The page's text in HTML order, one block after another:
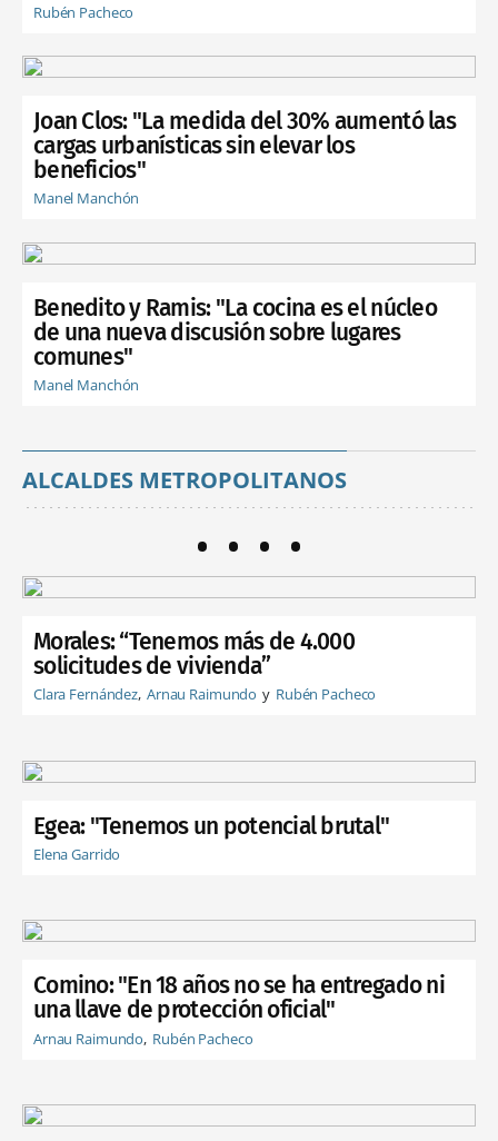
Rubén Pacheco
Joan Clos: "La medida del 30% aumentó las
cargas urbanísticas sin elevar los
beneficios"
Manel Manchón
Benedito y Ramis: "La cocina es el núcleo
de una nueva discusión sobre lugares
comunes"
Manel Manchón
ALCALDES METROPOLITANOS
Morales: “Tenemos más de 4.000
solicitudes de vivienda”
Clara Fernández Arnau Raimundo Rubén Pacheco
Egea: "Tenemos un potencial brutal"
Elena Garrido
Comino: "En 18 años no se ha entregado ni
una llave de protección oficial"
Arnau Raimundo Rubén Pacheco